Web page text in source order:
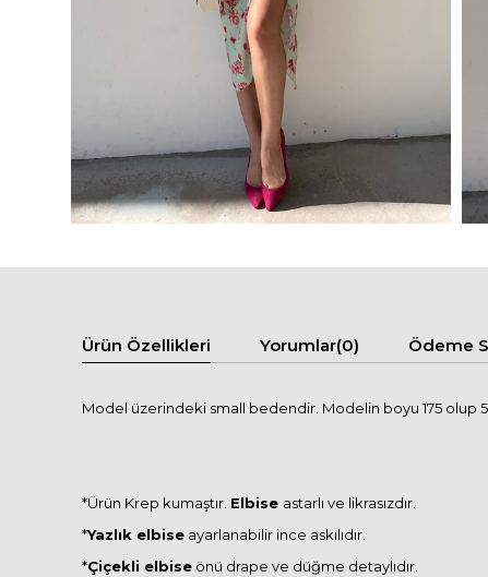
Ürün Özellikleri Yorumlar(0) Ödeme
Model üzerindeki small bedendir. Modelin boyu 175 olup
*Ürün Krep kumaştır. Elbise astarlı ve likrasızdır.
*Yazlık elbise ayarlanabilir ince askılıdır.
*Çiçekli elbise önü drape ve düğme detaylıdır.